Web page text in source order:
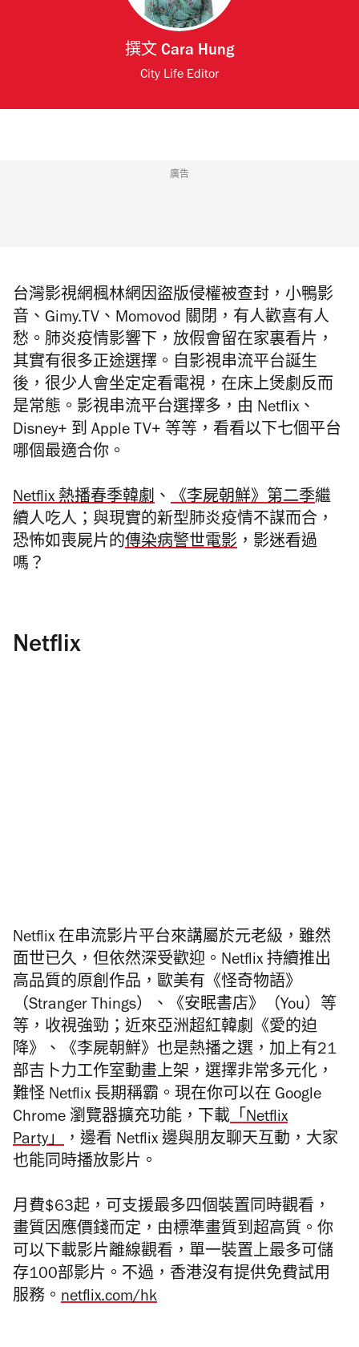
撰文 Cara Hung
City Life Editor
廣告
台灣影視網楓林網因盜版侵權被查封，小鴨影
音、Gimy.TV、Momovod 關閉，有人歡喜有人
愁。肺炎疫情影響下，放假會留在家裏看片，
其實有很多正途選擇。自影視串流平台誕生
後，很少人會坐定定看電視，在床上煲劇反而
是常態。影視串流平台選擇多，由 Netflix、
Disney+ 到 Apple TV+ 等等，看看以下七個平台
哪個最適合你。
Netflix 熱播春季韓劇 、 《李屍朝鮮》第二季繼
續人吃人；與現實的新型肺炎疫情不謀而合，
恐怖如喪屍片的傳染病警世電影 ，影迷看過
嗎？
Netflix
Netflix 在串流影片平台來講屬於元老級，雖然
面世已久，但依然深受歡迎。Netflix 持續推出
高品質的原創作品，歐美有《怪奇物語》
（Stranger Things）、《安眠書店》（You）等
等，收視強勁；近來亞洲超紅韓劇《愛的迫
降》、《李屍朝鮮》也是熱播之選，加上有21
部吉卜力工作室動畫上架，選擇非常多元化，
難怪 Netflix 長期稱霸。現在你可以在 Google
Chrome 瀏覽器擴充功能，下載「Netflix
Party」 ，邊看 Netflix 邊與朋友聊天互動，大家
也能同時播放影片。
月費$63起，可支援最多四個裝置同時觀看，
畫質因應價錢而定，由標準畫質到超高質。你
可以下載影片離線觀看，單一裝置上最多可儲
存100部影片。不過，香港沒有提供免費試用
服務。 netflix.com/hk